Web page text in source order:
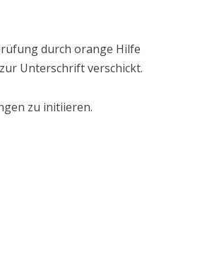
durch orange Hilfe
Unterschrift verschickt.
zu initiieren.